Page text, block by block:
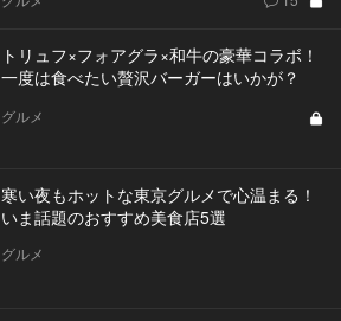
トリュフ×フォアグラ×和牛の豪華コラボ！
一度は食べたい贅沢バーガーはいかが？
グルメ
寒い夜もホットな東京グルメで心温まる！
いま話題のおすすめ美食店5選
グルメ